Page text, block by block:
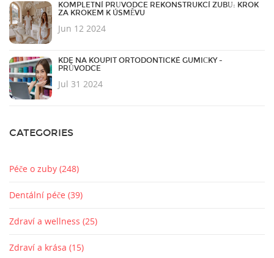
KOMPLETNÍ PRŮVODCE REKONSTRUKCÍ ZUBŮ: KROK
ZA KROKEM K ÚSMĚVU
Jun 12 2024
KDE NA KOUPIT ORTODONTICKÉ GUMIČKY -
PRŮVODCE
Jul 31 2024
CATEGORIES
Péče o zuby (248)
Dentální péče (39)
Zdraví a wellness (25)
Zdraví a krása (15)